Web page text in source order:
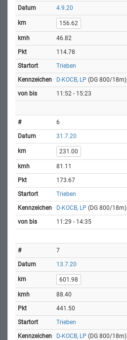
4.9.20
156.62
46.82
114.78
Trieben
D-KOCB, LP (DG 800/18m)
11:52 - 15:23
6
31.7.20
231.00
81.11
173.67
Trieben
D-KOCB, LP (DG 800/18m)
11:29 - 14:35
7
13.7.20
601.98
88.40
441.50
Trieben
D-KOCB, LP (DG 800/18m)